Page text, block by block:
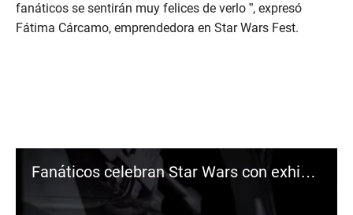
fanáticos se sentirán muy felices de verlo ”, expresó
Fátima Cárcamo, emprendedora en Star Wars Fest.
Fanáticos celebran Star Wars con exhibición galáctica